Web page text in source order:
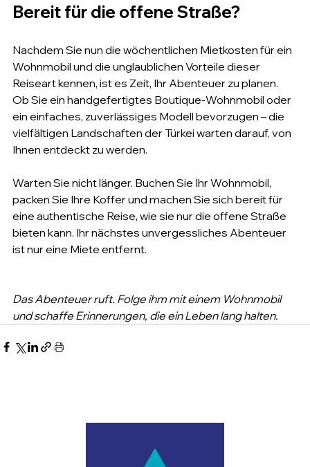
Bereit für die offene Straße?
Nachdem Sie nun die wöchentlichen Mietkosten für ein
Wohnmobil und die unglaublichen Vorteile dieser
Reiseart kennen, ist es Zeit, Ihr Abenteuer zu planen.
Ob Sie ein handgefertigtes Boutique-Wohnmobil oder
ein einfaches, zuverlässiges Modell bevorzugen – die
vielfältigen Landschaften der Türkei warten darauf, von
Ihnen entdeckt zu werden.
Warten Sie nicht länger. Buchen Sie Ihr Wohnmobil,
packen Sie Ihre Koffer und machen Sie sich bereit für
eine authentische Reise, wie sie nur die offene Straße
bieten kann. Ihr nächstes unvergessliches Abenteuer
ist nur eine Miete entfernt.
Das Abenteuer ruft. Folge ihm mit einem Wohnmobil
und schaffe Erinnerungen, die ein Leben lang halten.